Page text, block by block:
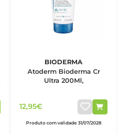
BIODERMA
Atoderm Bioderma Cr
Ultra 200Ml,
12,95€
Produto com validade 31/07/2028